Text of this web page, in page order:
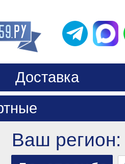
Доставка
Ваш